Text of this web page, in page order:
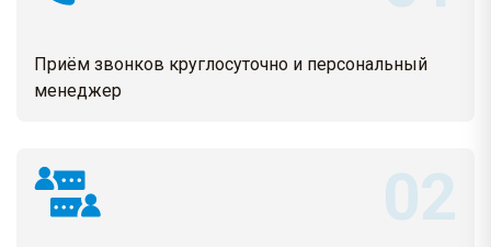
Приём звонков круглосуточно и персональный
менеджер